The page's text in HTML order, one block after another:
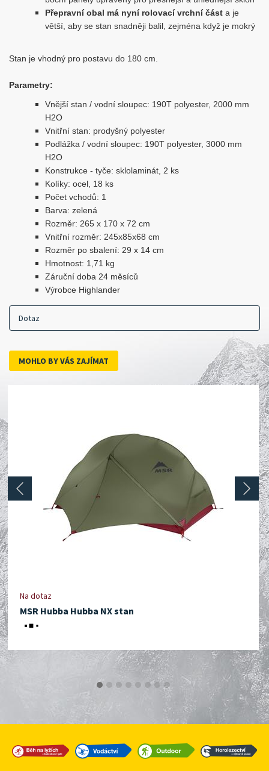
Přepravní obal má nyní rolovací vrchní část a je
větší, aby se stan snadněji balil, zejména když je mokrý
Stan je vhodný pro postavu do 180 cm.
Parametry:
Vnější stan / vodní sloupec: 190T polyester, 2000 mm
H2O
Vnitřní stan: prodyšný polyester
Podlážka / vodní sloupec: 190T polyester, 3000 mm
H2O
Konstrukce - tyče: sklolaminát, 2 ks
Kolíky: ocel, 18 ks
Počet vchodů: 1
Barva: zelená
Rozměr: 265 x 170 x 72 cm
Vnitřní rozměr: 245x85x68 cm
Rozměr po sbalení: 29 x 14 cm
Hmotnost: 1,71 kg
Záruční doba 24 měsíců
Výrobce Highlander
Dotaz
MOHLO BY VÁS ZAJÍMAT
Na dotaz
MSR Hubba Hubba NX stan
prev next